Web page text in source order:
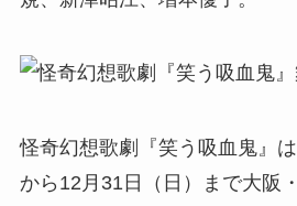
怪奇幻想歌劇『笑う吸血鬼』
から12月31日（日）まで大阪